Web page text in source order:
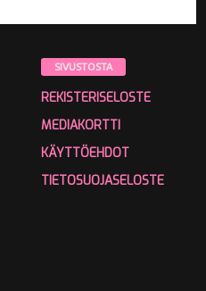
SIVUSTOSTA
REKISTERISELOSTE
MEDIAKORTTI
KÄYTTÖEHDOT
TIETOSUOJASELOSTE